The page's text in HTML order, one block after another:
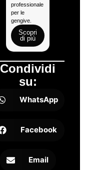
professionale
per le
gengive.
Scopri
di più
Condividi
su:
WhatsApp
Facebook
Email